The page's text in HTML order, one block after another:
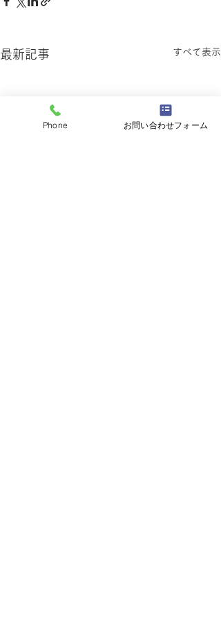
最新記事 すべて表示
Phone お問い合わせフォーム